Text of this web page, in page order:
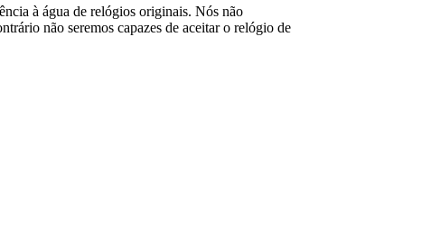
à água de relógios originais. Nós não
não seremos capazes de aceitar o relógio de